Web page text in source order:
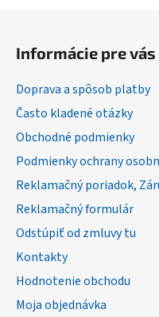
Informácie pre vás
Doprava a spôsob platby
Často kladené otázky
Obchodné podmienky
Podmienky ochrany
Reklamačný poriadok,
Reklamačný formulár
Odstúpiť od zmluvy tu
Kontakty
Hodnotenie obchodu
Moja objednávka